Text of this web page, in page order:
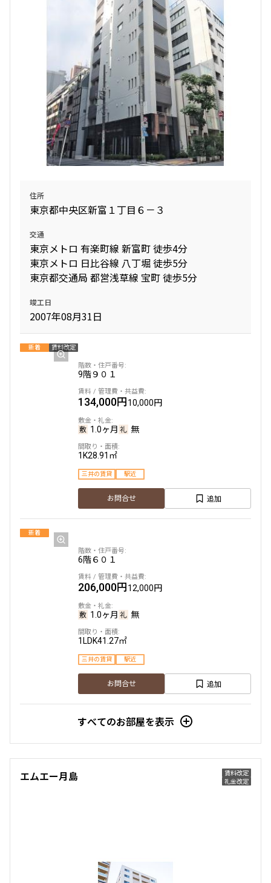
住所
東京都中央区新富１丁目６－３
交通
東京メトロ 有楽町線 新富町 徒歩4分
東京メトロ 日比谷線 八丁堀 徒歩5分
東京都交通局 都営浅草線 宝町 徒歩5分
竣工日
2007年08月31日
新着 賃料改定
9階９０１
134,000円10,000円
1.0ヶ月 無
1K28.91㎡
三井の賃貸 駅近
お問合せ 追加
新着
6階６０１
206,000円12,000円
1.0ヶ月 無
1LDK41.27㎡
三井の賃貸 駅近
お問合せ 追加
すべてのお部屋を表示
賃料改定
礼金改定
エムエー月島